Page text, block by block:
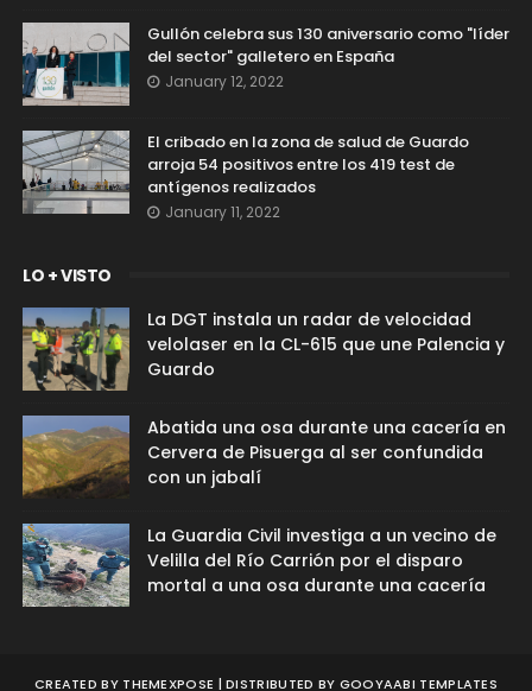
Gullón celebra sus 130 aniversario como "líder
del sector" galletero en España
January 12, 2022
El cribado en la zona de salud de Guardo
arroja 54 positivos entre los 419 test de
antígenos realizados
January 11, 2022
LO + VISTO
La DGT instala un radar de velocidad
velolaser en la CL-615 que une Palencia y
Guardo
Abatida una osa durante una cacería en
Cervera de Pisuerga al ser confundida
con un jabalí
La Guardia Civil investiga a un vecino de
Velilla del Río Carrión por el disparo
mortal a una osa durante una cacería
CREATED BY THEMEXPOSE | DISTRIBUTED BY GOOYAABI TEMPLATES